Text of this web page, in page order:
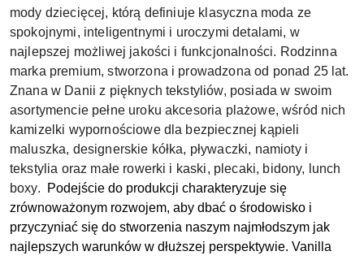
mody dziecięcej, którą definiuje klasyczna moda ze
spokojnymi, inteligentnymi i uroczymi detalami, w
najlepszej możliwej jakości i funkcjonalności. Rodzinna
marka premium, stworzona i prowadzona od ponad 25 lat.
Znana w Danii z pięknych tekstyliów, posiada w swoim
asortymencie pełne uroku akcesoria plażowe, wśród nich
kamizelki wypornościowe dla bezpiecznej kąpieli
maluszka, designerskie kółka, pływaczki, namioty i
tekstylia oraz małe rowerki i kaski, plecaki, bidony, lunch
boxy.
Podejście do produkcji charakteryzuje się
zrównoważonym rozwojem, aby dbać o środowisko i
przyczyniać się do stworzenia naszym najmłodszym jak
najlepszych warunków w dłuższej perspektywie. Vanilla